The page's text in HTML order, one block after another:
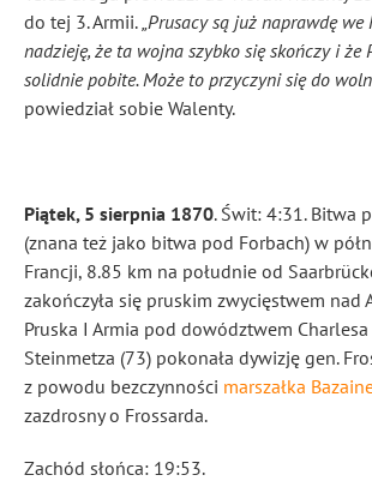
do tej 3. Armii. „Prusacy są już naprawdę
nadzieję, że ta wojna szybko się skończy i że
solidnie pobite. Może to przyczyni się do
powiedział sobie Walenty.
Piątek, 5 sierpnia 1870. Świt: 4:31. Bitwa
(znana też jako bitwa pod Forbach) w
Francji, 8.85 km na południe od
zakończyła się pruskim zwycięstwem nad
Pruska I Armia pod dowództwem
Steinmetza (73) pokonała dywizję gen.
z powodu bezczynności marszałka
zazdrosny o Frossarda.
Zachód słońca: 19:53.